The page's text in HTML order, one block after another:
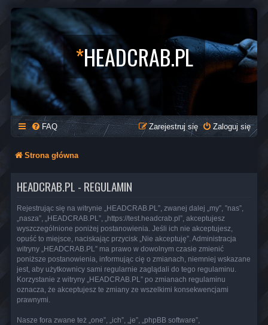
*HEADCRAB.PL
FAQ Zaloguj się
Zarejestruj się
Strona główna
HEADCRAB.PL - REGULAMIN
Rejestrując się na witrynie „HEADCRAB.PL”, zwanej dalej „my”, ”nas”,
„nasza”, „HEADCRAB.PL”, „https://test.headcrab.pl”, akceptujesz
wyszczególnione poniżej postanowienia. Jeśli ich nie akceptujesz,
opuść to miejsce, naciskając przycisk „Nie akceptuję”. Administracja
witryny „HEADCRAB.PL” ma prawo w dowolnym czasie zmienić
poniższe postanowienia, informując cię o zmianach, niemniej wskazane
jest, aby użytkownicy sami regularnie zaglądali do tego regulaminu.
Korzystanie z witryny „HEADCRAB.PL” po zmianach regulaminu
oznacza, że akceptujesz te zmiany ze wszelkimi konsekwencjami
prawnymi.
Nasze fora zwane też „one”, „ich”, „je”, „phpBB software”,